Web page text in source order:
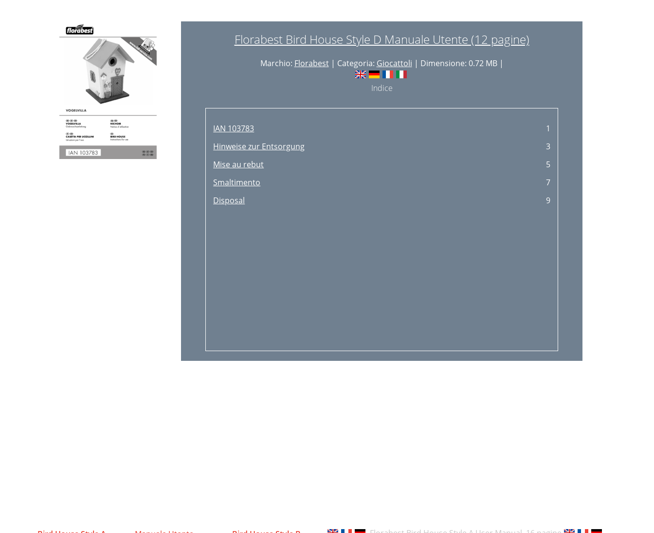
Florabest Bird House Style D Manuale Utente (12 pagine)
Marchio: Florabest| Categoria: Giocattoli | Dimensione: 0.72 MB |
Indice
IAN 103783
1
Hinweise zur Entsorgung
3
Mise au rebut
5
Smaltimento
7
Disposal
9